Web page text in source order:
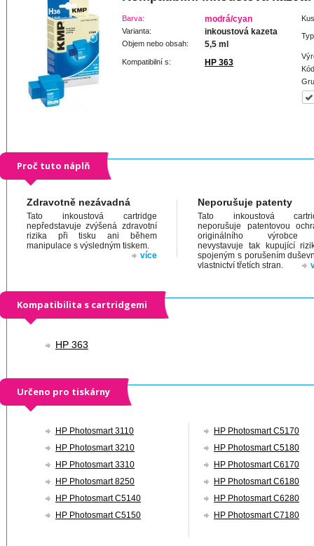
Barva: modrá/cyan
Varianta: inkoustová kazeta
Objem nebo obsah: 5,5 ml
Kompatibilní s: HP 363
Proč tuto náplň
Zdravotně nezávadná
Tato inkoustová cartridge
nepředstavuje zvýšená zdravotní
rizika při tisku ani během
manipulace s výsledným tiskem.
více
Neporušuje patenty
Tato inkoustová
neporušuje patentovou
originálního
nevystavuje tak kupující
spojeným s porušením
vlastnictví třetích stran.
Kompatibilita s cartridgemi
HP 363
Určeno pro tiskárny
HP Photosmart 3110
HP Photosmart 3210
HP Photosmart 3310
HP Photosmart 8250
HP Photosmart C5140
HP Photosmart C5150
HP Photosmart C5170
HP Photosmart C5180
HP Photosmart C6170
HP Photosmart C6180
HP Photosmart C6280
HP Photosmart C7180